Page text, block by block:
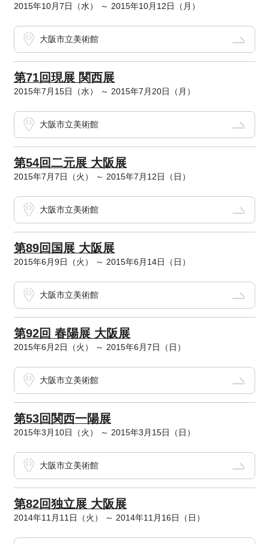
2015年10月7日（水） ～ 2015年10月12日（月）
大阪市立美術館
第71回現展 関西展
2015年7月15日（水） ～ 2015年7月20日（月）
大阪市立美術館
第54回二元展 大阪展
2015年7月7日（火） ～ 2015年7月12日（日）
大阪市立美術館
第89回国展 大阪展
2015年6月9日（火） ～ 2015年6月14日（日）
大阪市立美術館
第92回 春陽展 大阪展
2015年6月2日（火） ～ 2015年6月7日（日）
大阪市立美術館
第53回関西一陽展
2015年3月10日（火） ～ 2015年3月15日（日）
大阪市立美術館
第82回独立展 大阪展
2014年11月11日（火） ～ 2014年11月16日（日）